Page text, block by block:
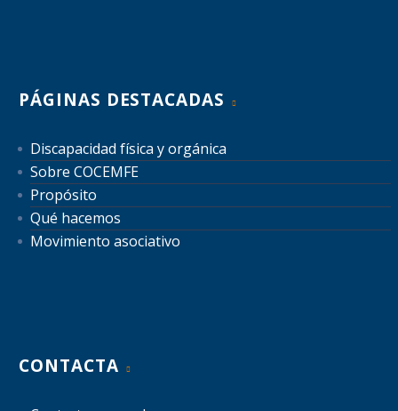
PÁGINAS DESTACADAS
Discapacidad física y orgánica
Sobre COCEMFE
Propósito
Qué hacemos
Movimiento asociativo
CONTACTA